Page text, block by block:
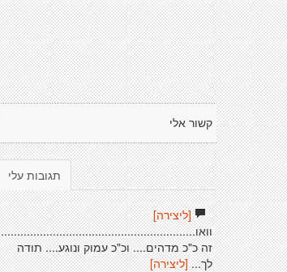
קשור אלי
תגובות עלי
[ליצירה]
וואו............................................................
זה כ"כ מדהים.... וכ"כ עמוק ונוגע.... תודה
לך... [ליצירה]